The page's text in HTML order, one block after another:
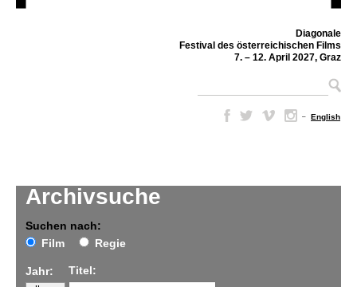
Diagonale
Festival des österreichischen Films
7. – 12. April 2027, Graz
– English
Archivsuche
Suchen nach:
Film
Regie
Jahr: Titel: